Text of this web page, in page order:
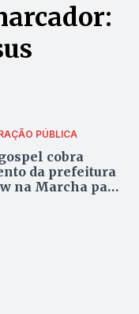
PÚBLICA
cobra
da prefeitura
na Marcha para